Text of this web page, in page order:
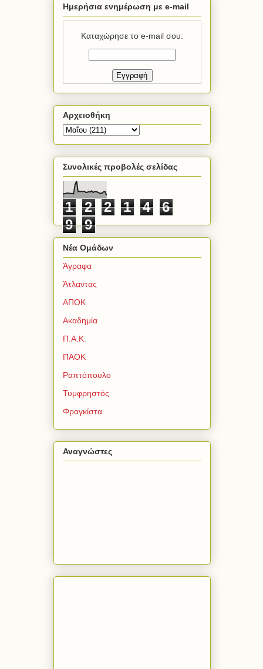
Ημερήσια ενημέρωση με e-mail
Καταχώρησε το e-mail σου:
Αρχειοθήκη
Συνολικές προβολές σελίδας
1 2 2 1 4
6
9
9
Νέα Ομάδων
Άγραφα
Άτλαντας
ΑΠΟΚ
Ακαδημία
Π.Α.Κ.
ΠΑΟΚ
Ραπτόπουλο
Τυμφρηστός
Φραγκίστα
Αναγνώστες